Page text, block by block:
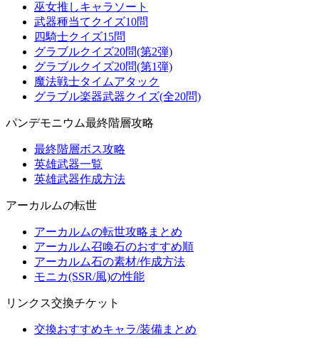
巫女推しキャラソート
武器種当てクイズ10問
四騎士クイズ15問
グラブルクイズ20問(第2弾)
グラブルクイズ20問(第1弾)
魔法戦士タイムアタック
グラブル楽器武器クイズ(全20問)
パンデモニウム最終階層攻略
最終階層ボス攻略
英雄武器一覧
英雄武器作成方法
アーカルムの転世
アーカルムの転世攻略まとめ
アーカルム召喚石のおすすめ順
アーカルム石の素材/作成方法
モニカ(SSR/風)の性能
リンクス交換チケット
交換おすすめキャラ/装備まとめ